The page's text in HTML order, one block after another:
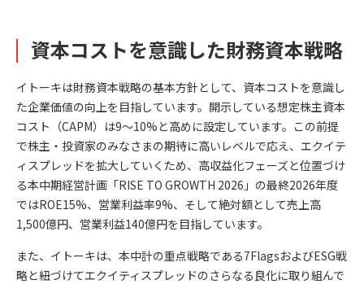
資本コストを意識した財務資本戦略
イトーキは財務資本戦略の基本方針として、資本コストを意識し
た企業価値の向上を目指しています。開示している想定株主資本
コスト（CAPM）は9～10%と高めに設定しています。この前提
で株主・投資家のみなさまの期待に高いレベルで応え、エクイテ
ィスプレッドを拡大していくため、高収益化フェーズと位置づけ
る本中期経営計画「RISE TO GROWTH 2026」の最終2026年度
ではROE15%、営業利益率9%、そして絶対額として売上高
1,500億円、営業利益140億円を目指しています。
また、イトーキは、本中計の重点戦略である7FlagsおよびESG戦
略と紐づけてエクイティスプレッドのさらなる良化に取り組んで